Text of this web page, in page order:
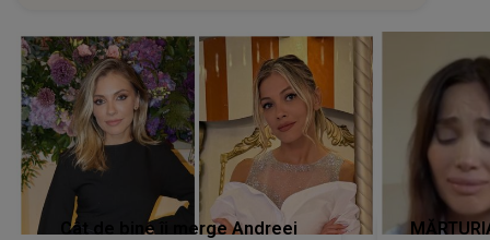
Cât de bine îi merge Andreei